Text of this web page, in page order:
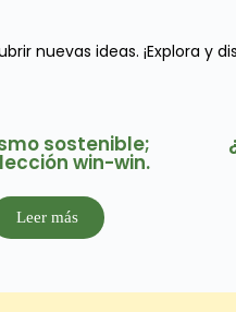
nuevas ideas. ¡Explora y
sostenible;
win-win.
Leer más